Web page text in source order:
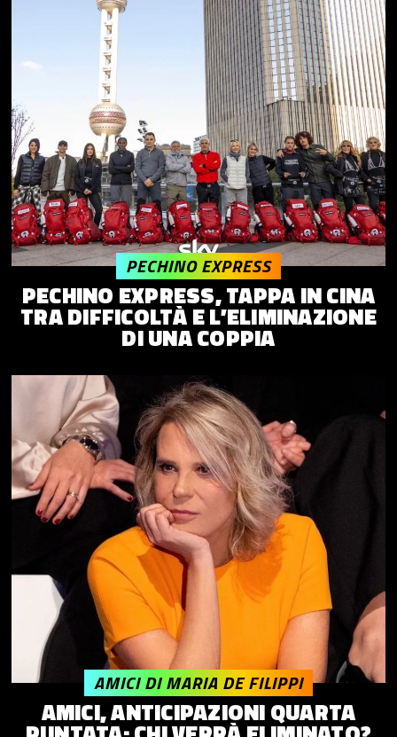
PECHINO EXPRESS, TAPPA IN CINA
TRA DIFFICOLTÀ E L’ELIMINAZIONE
DI UNA COPPIA
PECHINO EXPRESS
AMICI, ANTICIPAZIONI QUARTA
AMICI DI MARIA DE FILIPPI